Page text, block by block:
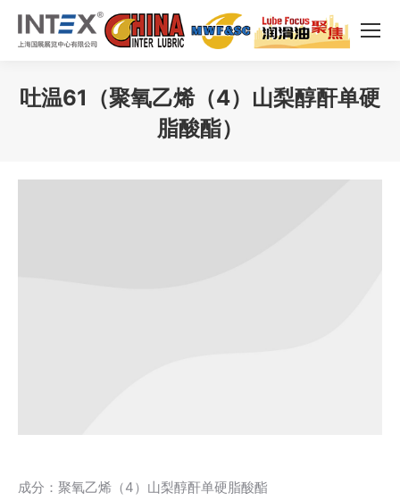
吐温61（聚氧乙烯（4）山梨醇酐单硬
脂酸酯）
成分：聚氧乙烯（4）山梨醇酐单硬脂酸酯